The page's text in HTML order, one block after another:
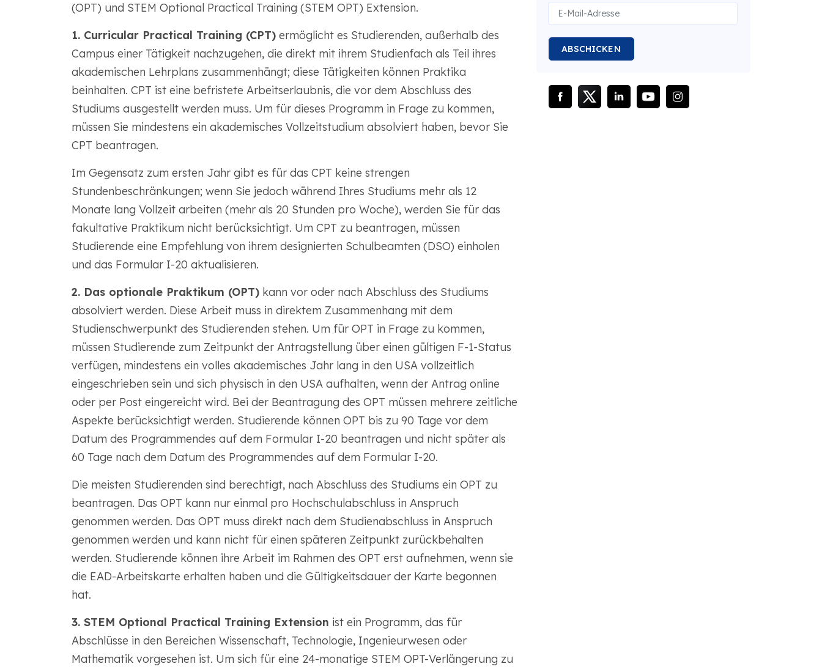
(OPT) und STEM Optional Practical Training (STEM OPT) Extension.
1. Curricular Practical Training (CPT)ermöglicht es Studierenden, außerhalb des
Campus einer Tätigkeit nachzugehen, die direkt mit ihrem Studienfach als Teil ihres
akademischen Lehrplans zusammenhängt; diese Tätigkeiten können Praktika
beinhalten. CPT ist eine befristete Arbeitserlaubnis, die vor dem Abschluss des
Studiums ausgestellt werden muss. Um für dieses Programm in Frage zu kommen,
müssen Sie mindestens ein akademisches Vollzeitstudium absolviert haben, bevor Sie
CPT beantragen.
Im Gegensatz zum ersten Jahr gibt es für das CPT keine strengen
Stundenbeschränkungen; wenn Sie jedoch während Ihres Studiums mehr als 12
Monate lang Vollzeit arbeiten (mehr als 20 Stunden pro Woche), werden Sie für das
fakultative Praktikum nicht berücksichtigt. Um CPT zu beantragen, müssen
Studierende eine Empfehlung von ihrem designierten Schulbeamten (DSO) einholen
und das Formular I-20 aktualisieren.
2. Das optionale Praktikum (OPT)kann vor oder nach Abschluss des Studiums
absolviert werden. Diese Arbeit muss in direktem Zusammenhang mit dem
Studienschwerpunkt des Studierenden stehen. Um für OPT in Frage zu kommen,
müssen Studierende zum Zeitpunkt der Antragstellung über einen gültigen F-1-Status
verfügen, mindestens ein volles akademisches Jahr lang in den USA vollzeitlich
eingeschrieben sein und sich physisch in den USA aufhalten, wenn der Antrag online
oder per Post eingereicht wird. Bei der Beantragung des OPT müssen mehrere zeitliche
Aspekte berücksichtigt werden. Studierende können OPT bis zu 90 Tage vor dem
Datum des Programmendes auf dem Formular I-20 beantragen und nicht später als
60 Tage nach dem Datum des Programmendes auf dem Formular I-20.
Die meisten Studierenden sind berechtigt, nach Abschluss des Studiums ein OPT zu
beantragen. Das OPT kann nur einmal pro Hochschulabschluss in Anspruch
genommen werden. Das OPT muss direkt nach dem Studienabschluss in Anspruch
genommen werden und kann nicht für einen späteren Zeitpunkt zurückbehalten
werden. Studierende können ihre Arbeit im Rahmen des OPT erst aufnehmen, wenn sie
die EAD-Arbeitskarte erhalten haben und die Gültigkeitsdauer der Karte begonnen
hat.
3. STEM Optional Practical Training Extension ist ein Programm, das für
Abschlüsse in den Bereichen Wissenschaft, Technologie, Ingenieurwesen oder
Mathematik vorgesehen ist. Um sich für eine 24-monatige STEM OPT-Verlängerung zu
ABSCHICKEN